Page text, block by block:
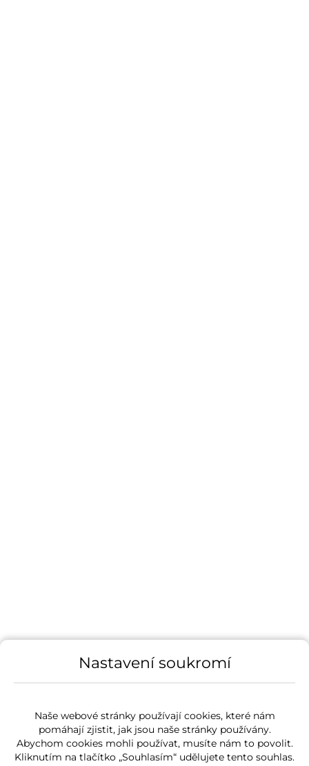
Nastavení soukromí
Naše webové stránky používají cookies, které nám
pomáhají zjistit, jak jsou naše stránky používány.
Abychom cookies mohli používat, musíte nám to povolit.
Kliknutím na tlačítko „Souhlasím“ udělujete tento souhlas.